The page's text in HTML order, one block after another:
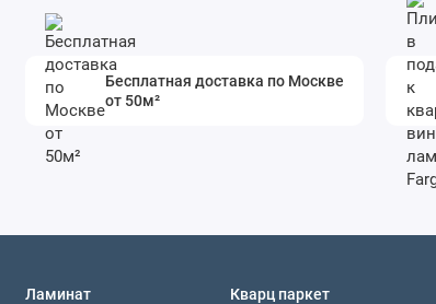
Бесплатная доставка по Москве
от 50м²
Ламинат Кварц паркет